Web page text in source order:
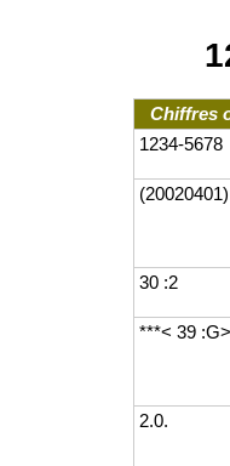
Chiffres
1234-5678
(20020401)
30 :2
***< 39
2.0.